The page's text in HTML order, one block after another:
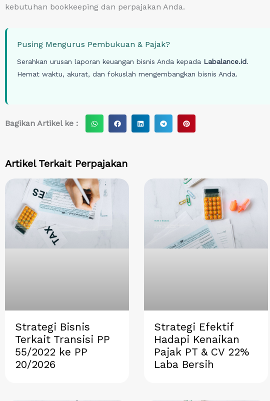
kebutuhan bookkeeping dan perpajakan Anda.
Pusing Mengurus Pembukuan & Pajak?
Serahkan urusan laporan keuangan bisnis Anda kepada Labalance.id.
Hemat waktu, akurat, dan fokuslah mengembangkan bisnis Anda.
Bagikan Artikel ke : S
h
w
S
h
S
h
S
h
e
S
h
o
n
t
Artikel Terkait Perpajakan
Strategi Bisnis
Terkait Transisi PP
55/2022 ke PP
20/2026
Strategi Efektif
Hadapi Kenaikan
Pajak PT & CV 22%
Laba Bersih